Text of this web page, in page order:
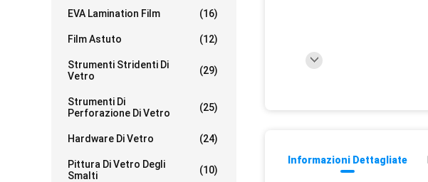
EVA Lamination Film (16)
Film Astuto (12)
Strumenti Stridenti Di
Vetro
(29)
Strumenti Di
Perforazione Di Vetro
(25)
Hardware Di Vetro (24)
Pittura Di Vetro Degli
Smalti
(10)
Informazioni Dettagliate